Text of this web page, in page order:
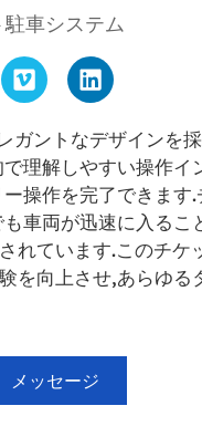
車システム
ガントなデザインを
理解しやすい操作イ
操作を完了できます
車両が迅速に入るこ
れています.このチケ
を向上させ,あらゆる
メッセージ